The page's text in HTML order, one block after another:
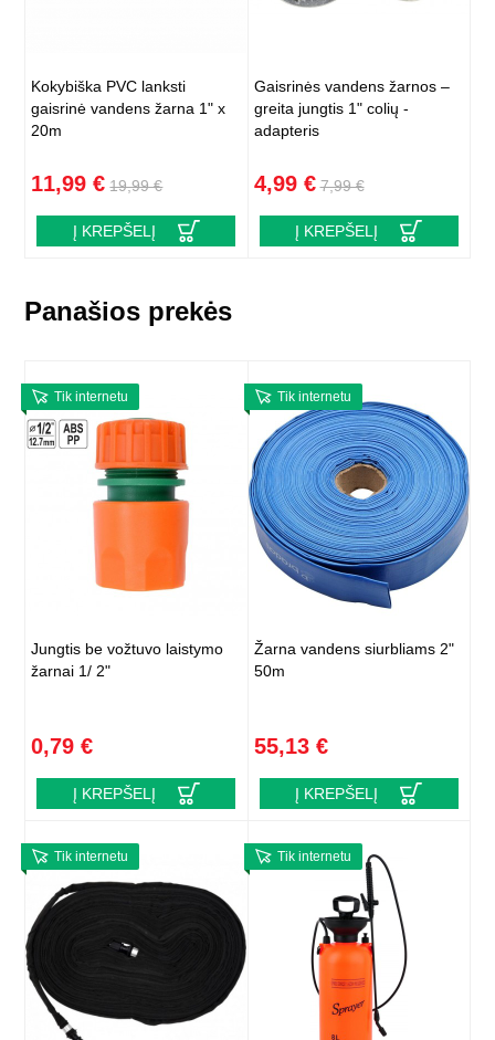
Kokybiška PVC lanksti
gaisrinė vandens žarna 1" x
20m
11,99 € 19,99 €
Į KREPŠELĮ
Gaisrinės vandens žarnos –
greita jungtis 1" colių -
adapteris
4,99 € 7,99 €
Į KREPŠELĮ
Panašios prekės
Tik internetu
Jungtis be vožtuvo laistymo
žarnai 1/ 2"
0,79 €
Į KREPŠELĮ
Tik internetu
Žarna vandens siurbliams 2"
50m
55,13 €
Į KREPŠELĮ
Tik internetu Tik internetu